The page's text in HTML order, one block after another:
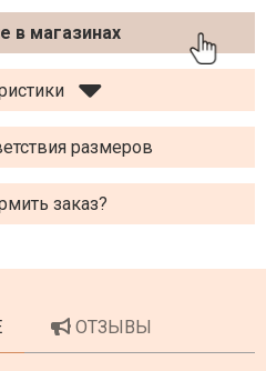
в магазинах
размеров
заказ?
ОТЗЫВЫ